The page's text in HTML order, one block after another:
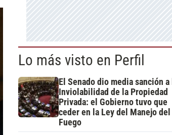
Lo más visto en Perfil
El Senado dio media sanción a
Inviolabilidad de la Propiedad
Privada: el Gobierno tuvo que
ceder en la Ley del Manejo del
Fuego